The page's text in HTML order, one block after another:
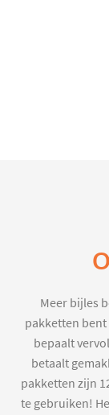
Meer bijles
pakketten bent
bepaalt
betaalt
pakketten zijn
te gebruiken!